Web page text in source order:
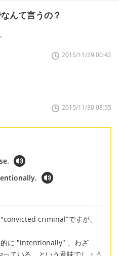
んて言うの？
2015/11/29 00:42
2015/11/30 08:55
criminal”ですが、
的に "intentionally" 、わざ